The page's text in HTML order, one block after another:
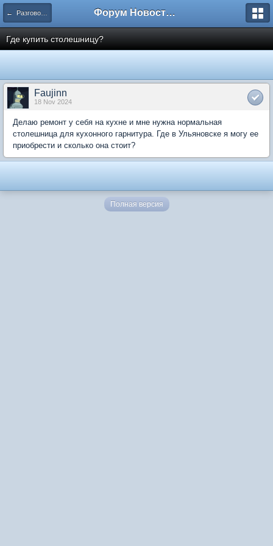
← Разговоры обо всем Форум Новостройки
Где купить столешницу?
Faujinn
18 Nov 2024
Делаю ремонт у себя на кухне и мне нужна нормальная
столешница для кухонного гарнитура. Где в Ульяновске я могу ее
приобрести и сколько она стоит?
Полная версия